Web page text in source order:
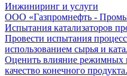
Инжиниринг и услуги
ООО «Газпромнефть -
Испытания катализаторов
Провести испытания
использованием сырья и
Оценить влияние режимных
качество конечного продукта.